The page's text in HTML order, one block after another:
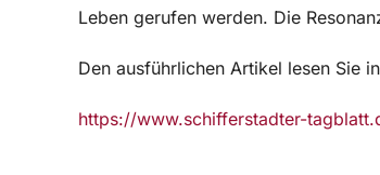
Leben gerufen werden. Die
Den ausführlichen Artikel lesen Sie
https://www.schifferstadter-